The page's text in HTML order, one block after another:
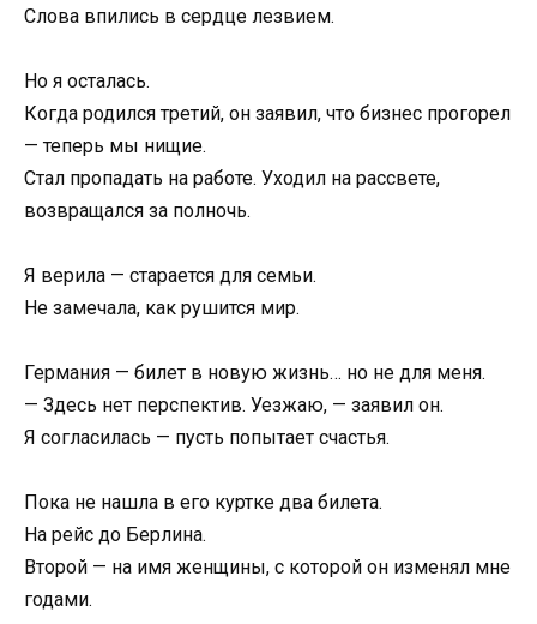
Слова впились в сердце лезвием.
Но я осталась.
Когда родился третий, он заявил, что бизнес прогорел
— теперь мы нищие.
Стал пропадать на работе. Уходил на рассвете,
возвращался за полночь.
Я верила — старается для семьи.
Не замечала, как рушится мир.
Германия — билет в новую жизнь… но не для меня.
— Здесь нет перспектив. Уезжаю, — заявил он.
Я согласилась — пусть попытает счастья.
Пока не нашла в его куртке два билета.
На рейс до Берлина.
Второй — на имя женщины, с которой он изменял мне
годами.